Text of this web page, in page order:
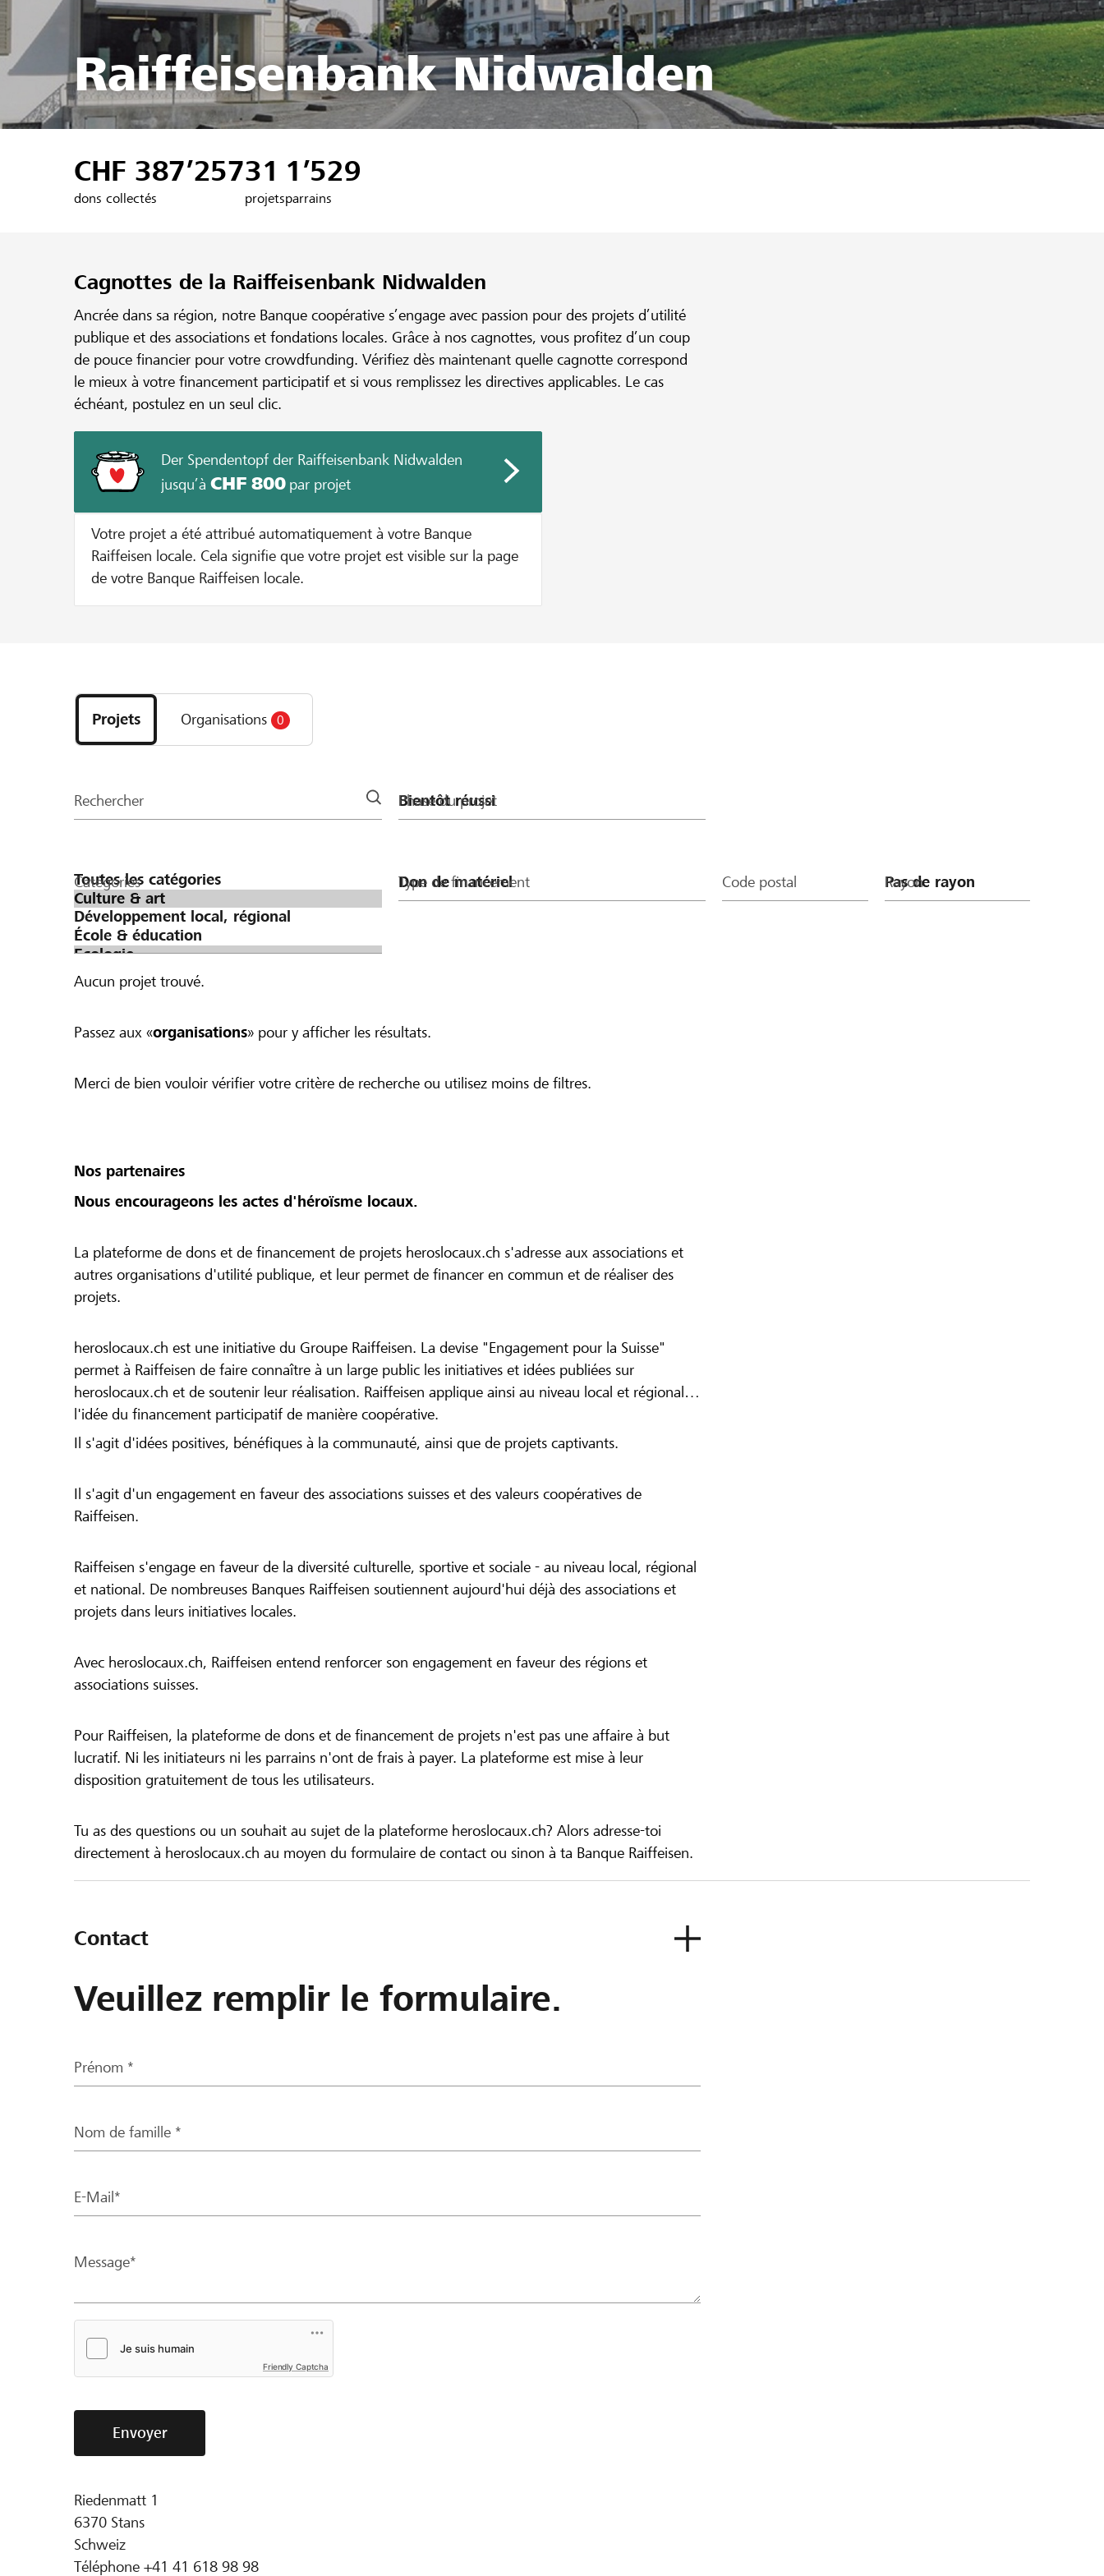
Raiffeisenbank Nidwalden
CHF 387’257
dons collectés
31
projets
1’529
parrains
Cagnottes de la Raiffeisenbank Nidwalden
Ancrée dans sa région, notre Banque coopérative s’engage avec passion pour des projets d’utilité
publique et des associations et fondations locales. Grâce à nos cagnottes, vous profitez d’un coup
de pouce financier pour votre crowdfunding. Vérifiez dès maintenant quelle cagnotte correspond
le mieux à votre financement participatif et si vous remplissez les directives applicables. Le cas
échéant, postulez en un seul clic.
Der Spendentopf der Raiffeisenbank Nidwalden
jusqu’à CHF 800par projet
Votre projet a été attribué automatiquement à votre Banque
Raiffeisen locale. Cela signifie que votre projet est visible sur la page
de votre Banque Raiffeisen locale.
les
projets
et
la
Projets Organisations 0
Rechercher Phase du projet
Catégories Type de financement Code postal Rayon
Aucun projet trouvé.
Passez aux «organisations» pour y afficher les résultats.
Merci de bien vouloir vérifier votre critère de recherche ou utilisez moins de filtres.
Nos partenaires
Nous encourageons les actes d'héroïsme locaux.
La plateforme de dons et de financement de projets heroslocaux.ch s'adresse aux associations et
autres organisations d'utilité publique, et leur permet de financer en commun et de réaliser des
projets.
heroslocaux.ch est une initiative du Groupe Raiffeisen. La devise "Engagement pour la Suisse"
permet à Raiffeisen de faire connaître à un large public les initiatives et idées publiées sur
heroslocaux.ch et de soutenir leur réalisation. Raiffeisen applique ainsi au niveau local et régional
l'idée du financement participatif de manière coopérative.
Il s'agit d'idées positives, bénéfiques à la communauté, ainsi que de projets captivants.
Il s'agit d'un engagement en faveur des associations suisses et des valeurs coopératives de
Raiffeisen.
Raiffeisen s'engage en faveur de la diversité culturelle, sportive et sociale - au niveau local, régional
et national. De nombreuses Banques Raiffeisen soutiennent aujourd'hui déjà des associations et
projets dans leurs initiatives locales.
Avec heroslocaux.ch, Raiffeisen entend renforcer son engagement en faveur des régions et
associations suisses.
Pour Raiffeisen, la plateforme de dons et de financement de projets n'est pas une affaire à but
lucratif. Ni les initiateurs ni les parrains n'ont de frais à payer. La plateforme est mise à leur
disposition gratuitement de tous les utilisateurs.
Tu as des questions ou un souhait au sujet de la plateforme heroslocaux.ch? Alors adresse-toi
directement à heroslocaux.ch au moyen du formulaire de contact ou sinon à ta Banque Raiffeisen.
Contact
Veuillez remplir le formulaire.
Prénom *
Nom de famille *
E-Mail*
Message*
Friendly Captcha
Envoyer
Riedenmatt 1
6370 Stans
Schweiz
Téléphone +41 41 618 98 98